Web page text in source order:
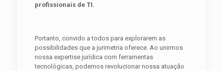
profissionais de TI.
Portanto, convido a todos para explorarem as
possibilidades que a jurimetria oferece. Ao unirmos
nossa expertise jurídica com ferramentas
tecnológicas, podemos revolucionar nossa atuação